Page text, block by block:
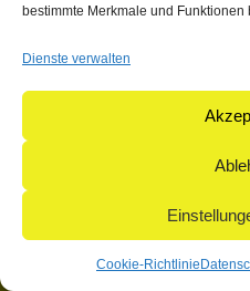
bestimmte Merkmale und
Dienste verwalten
Cookie-Richtlinie
71365